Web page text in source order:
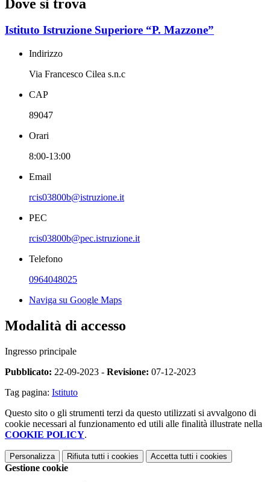
Dove si trova
Istituto Istruzione Superiore “P. Mazzone”
Indirizzo
Via Francesco Cilea s.n.c
CAP
89047
Orari
8:00-13:00
Email
rcis03800b@istruzione.it
PEC
rcis03800b@pec.istruzione.it
Telefono
0964048025
Naviga su Google Maps
Modalità di accesso
Ingresso principale
Pubblicato: 22-09-2023 - Revisione: 07-12-2023
Tag pagina: Istituto
Questo sito o gli strumenti terzi da questo utilizzati si avvalgono di
cookie necessari al funzionamento ed utili alle finalità illustrate nella
COOKIE POLICY.
Personalizza Rifiuta tutti i cookies Accetta tutti i cookies
Gestione cookie